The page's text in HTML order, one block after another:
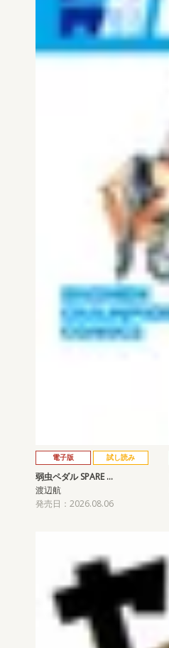
電子版 試し読み
弱虫ペダル SPARE …
渡辺航
発売日：2026.08.06